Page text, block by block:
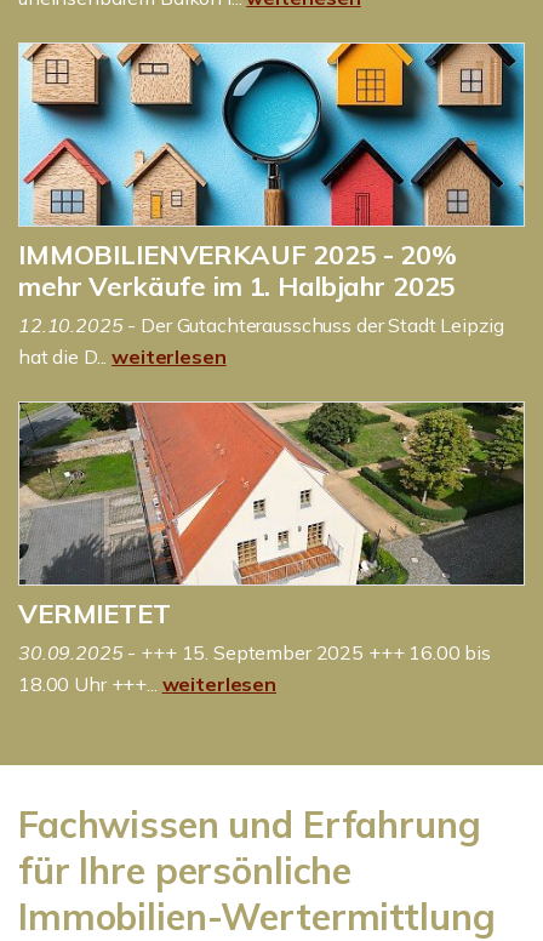
IMMOBILIENVERKAUF 2025 - 20%
mehr Verkäufe im 1. Halbjahr 2025
12.10.2025- Der Gutachterausschuss der Stadt Leipzig
hat die D...weiterlesen
VERMIETET
30.09.2025- +++ 15. September 2025 +++ 16.00 bis
18.00 Uhr +++... weiterlesen
Fachwissen und Erfahrung
für Ihre persönliche
Immobilien-Wertermittlung